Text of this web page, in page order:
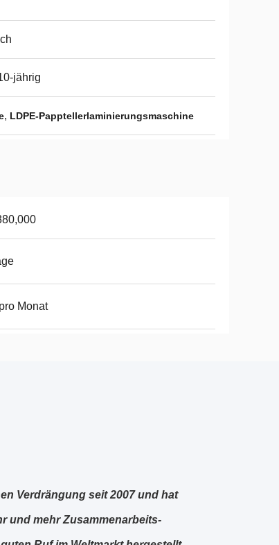
jährig
, LDPE-Papptellerlaminierungsmaschine
Monat
Verdrängung seit 2007 und hat
und mehr Zusammenarbeits-